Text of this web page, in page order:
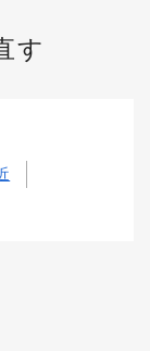
す